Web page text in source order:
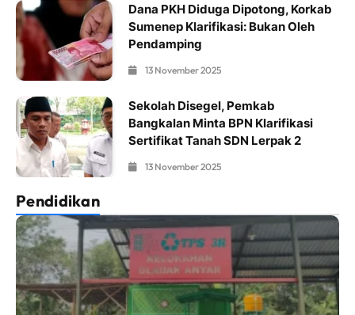
Dana PKH Diduga Dipotong, Korkab
Sumenep Klarifikasi: Bukan Oleh
Pendamping
13 November 2025
Sekolah Disegel, Pemkab
Bangkalan Minta BPN Klarifikasi
Sertifikat Tanah SDN Lerpak 2
13 November 2025
Pendidikan